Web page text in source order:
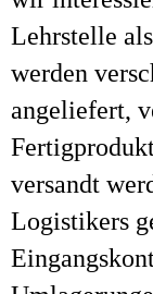
Lehrstelle
werden
angeliefert,
versandt
Logistikers